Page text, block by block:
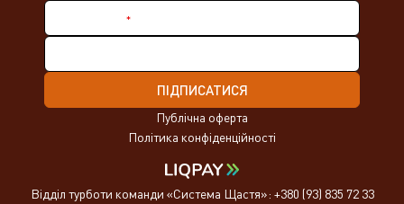
Публічна оферта
Політика конфіденційності
*
ПІДПИСАТИСЯ
Відділ турботи команди «Система Щастя»: +380 (93) 835 72 33